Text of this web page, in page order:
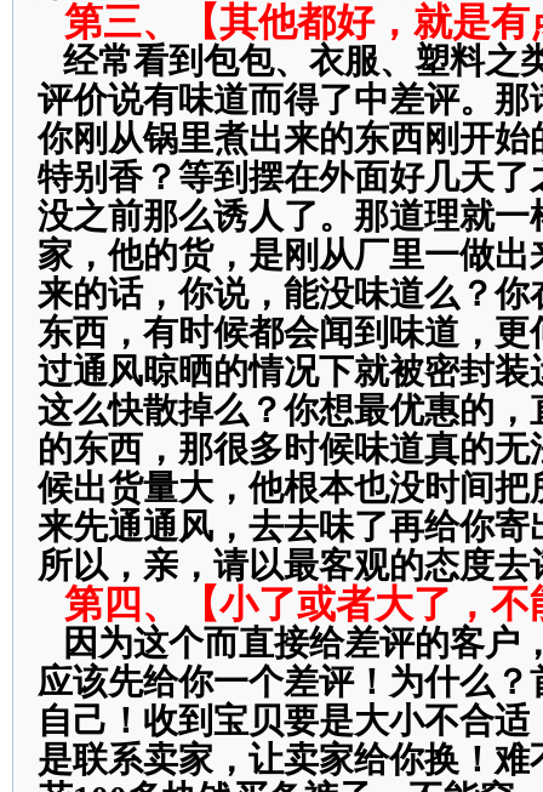
第三、【其他都好，就是有
经常看到包包、衣服、塑料之
评价说有味道而得了中差评。那
你刚从锅里煮出来的东西刚开始
特别香？等到摆在外面好几天了
没之前那么诱人了。那道理就一
家，他的货，是刚从厂里一做
来的话，你说，能没味道么？
东西，有时候都会闻到味道，
过通风晾晒的情况下就被密封装
这么快散掉么？你想最优惠的，
的东西，那很多时候味道真的
候出货量大，他根本也没时间把
来先通通风，去去味了再给你
所以，亲，请以最客观的态度去
第四、【小了或者大了，不
因为这个而直接给差评的客户
应该先给你一个差评！为什么
自己！收到宝贝要是大小不合
是联系卖家，让卖家给你换！